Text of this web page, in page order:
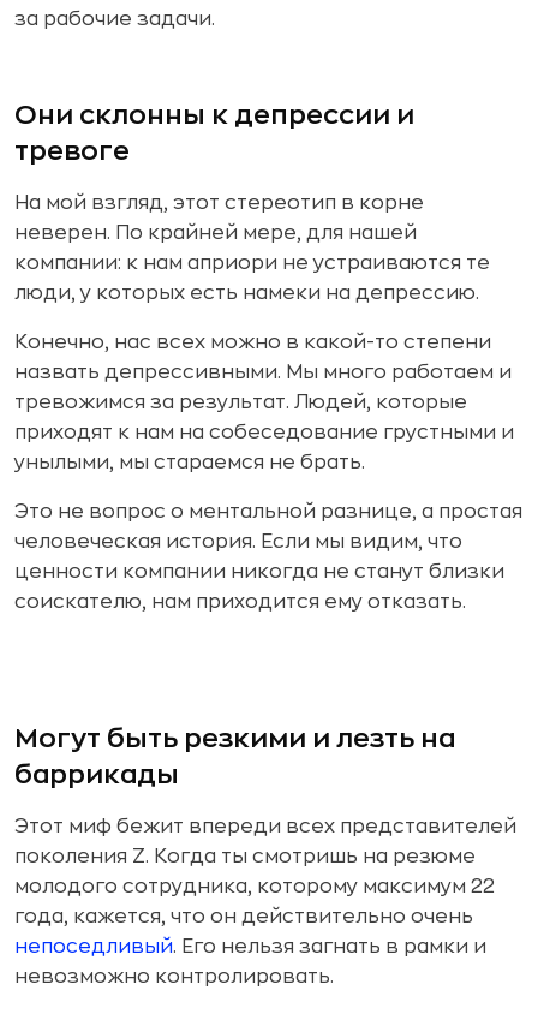
за рабочие задачи.
Они склонны к депрессии и
тревоге
На мой взгляд, этот стереотип в корне
неверен. По крайней мере, для нашей
компании: к нам априори не устраиваются те
люди, у которых есть намеки на депрессию.
Конечно, нас всех можно в какой-то степени
назвать депрессивными. Мы много работаем и
тревожимся за результат. Людей, которые
приходят к нам на собеседование грустными и
унылыми, мы стараемся не брать.
Это не вопрос о ментальной разнице, а простая
человеческая история. Если мы видим, что
ценности компании никогда не станут близки
соискателю, нам приходится ему отказать.
Могут быть резкими и лезть на
баррикады
Этот миф бежит впереди всех представителей
поколения Z. Когда ты смотришь на резюме
молодого сотрудника, которому максимум 22
года, кажется, что он действительно очень
непоседливый. Его нельзя загнать в рамки и
невозможно контролировать.